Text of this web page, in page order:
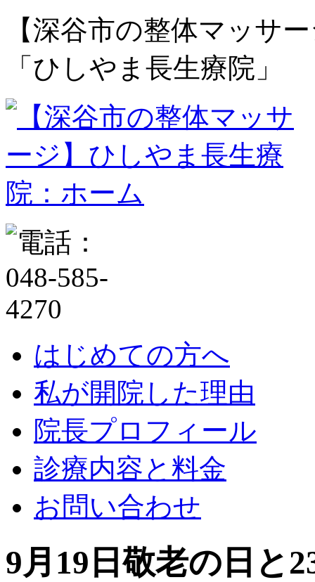
【深谷市の整体マッサ
「ひしやま長生療院」
はじめての方へ
私が開院した理由
院長プロフィール
診療内容と料金
お問い合わせ
9月19日敬老の日と